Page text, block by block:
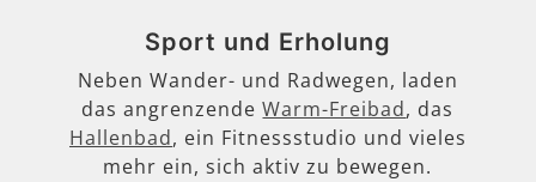
Sport und Erholung
Neben Wander- und Radwegen, laden
das angrenzendeWarm-Freibad, das
Hallenbad, ein Fitnessstudio und vieles
mehr ein, sich aktiv zu bewegen.